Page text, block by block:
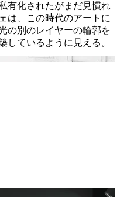
有化されたがまだ見慣れ
は、この時代のアートに
の別のレイヤーの輪郭を
しているように見える。